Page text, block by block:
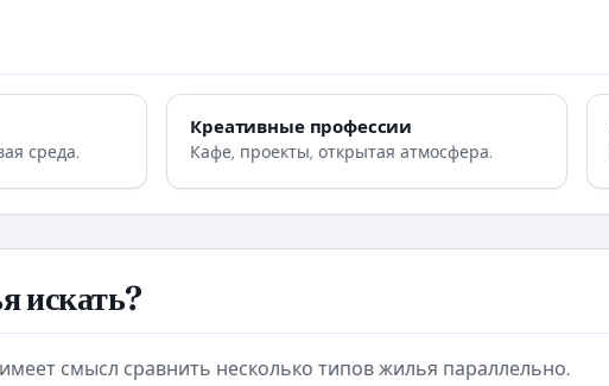
среда.
Креативные профессии
Кафе, проекты, открытая атмосфера.
искать?
смысл сравнить несколько типов жилья параллельно.